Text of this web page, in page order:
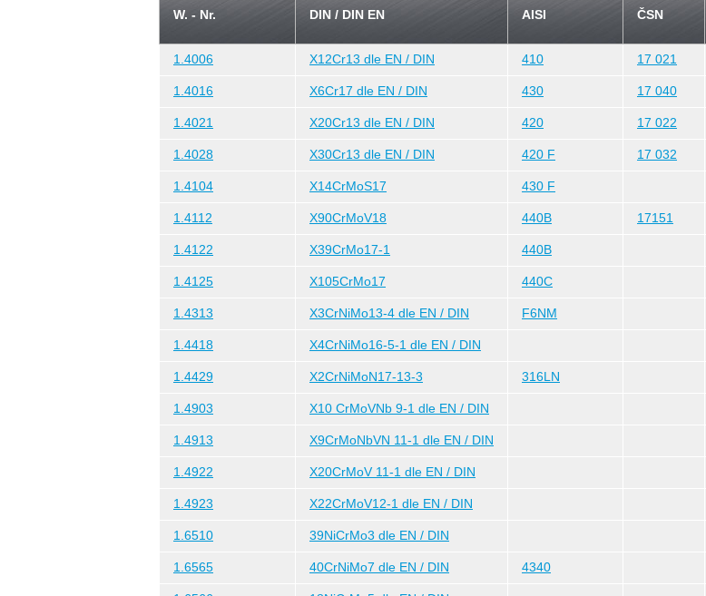
W. - Nr. DIN / DIN EN AISI ČSN
1.4006 X12Cr13 dle EN / DIN 410 17 021
1.4016 X6Cr17 dle EN / DIN 430 17 040
1.4021 X20Cr13 dle EN / DIN 420 17 022
1.4028 X30Cr13 dle EN / DIN 420 F 17 032
1.4104 X14CrMoS17 430 F
1.4112 X90CrMoV18 440B 17151
1.4122 X39CrMo17-1 440B
1.4125 X105CrMo17 440C
1.4313 X3CrNiMo13-4 dle EN / DIN F6NM
1.4418 X4CrNiMo16-5-1 dle EN / DIN
1.4429 X2CrNiMoN17-13-3 316LN
1.4903 X10 CrMoVNb 9-1 dle EN / DIN
1.4913 X9CrMoNbVN 11-1 dle EN / DIN
1.4922 X20CrMoV 11-1 dle EN / DIN
1.4923 X22CrMoV12-1 dle EN / DIN
1.6510 39NiCrMo3 dle EN / DIN
1.6565 40CrNiMo7 dle EN / DIN 4340